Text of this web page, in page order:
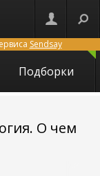
Sendsay
Подборки
О чем